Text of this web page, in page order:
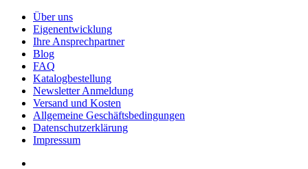
Über uns
Eigenentwicklung
Ihre Ansprechpartner
Blog
FAQ
Katalogbestellung
Newsletter Anmeldung
Versand und Kosten
Allgemeine Geschäftsbedingungen
Datenschutzerklärung
Impressum